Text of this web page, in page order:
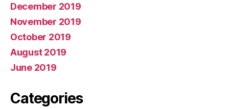
December 2019
November 2019
October 2019
August 2019
June 2019
Categories